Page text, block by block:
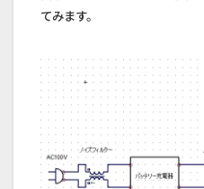
てみます。